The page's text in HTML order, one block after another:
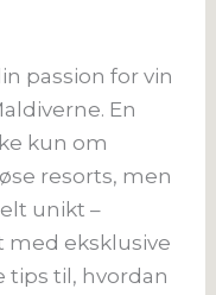
passion for vin
En
kun om
resorts, men
unikt –
med eksklusive
tips til, hvordan